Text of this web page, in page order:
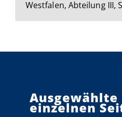
Westfalen, Abteilung III,
Ausgewählte
einzelnen